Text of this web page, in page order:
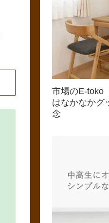
市場のE-toko
はなかなかグ
念